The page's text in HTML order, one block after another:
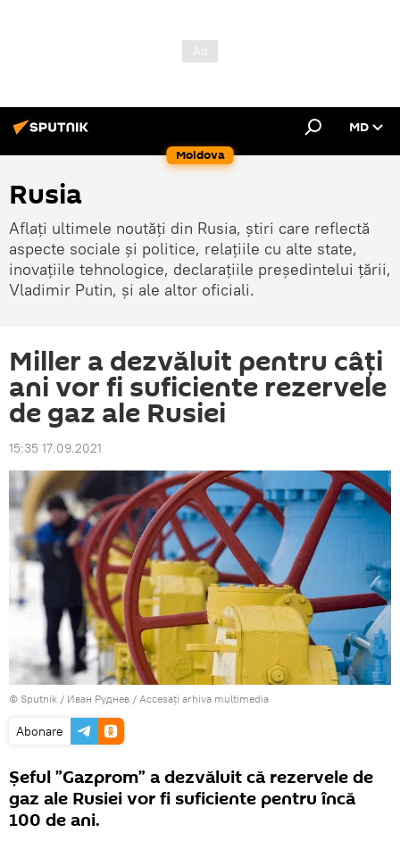
Moldova
MD
Rusia
Aflați ultimele noutăți din Rusia, știri care reflectă
aspecte sociale și politice, relațiile cu alte state,
inovațiile tehnologice, declarațiile președintelui țării,
Vladimir Putin, și ale altor oficiali.
Miller a dezvăluit pentru câți
ani vor fi suficiente rezervele
de gaz ale Rusiei
15:35 17.09.2021
© Sputnik / Иван Руднев / Accesați arhiva multimedia
Abonare
Șeful ”Gazprom” a dezvăluit că rezervele de
gaz ale Rusiei vor fi suficiente pentru încă
100 de ani.